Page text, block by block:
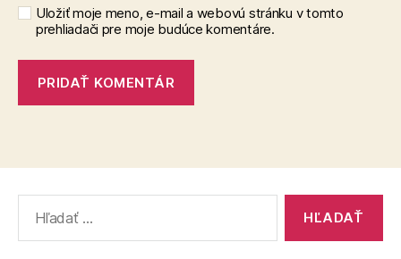
Uložiť moje meno, e-mail a webovú stránku v tomto
prehliadači pre moje budúce komentáre.